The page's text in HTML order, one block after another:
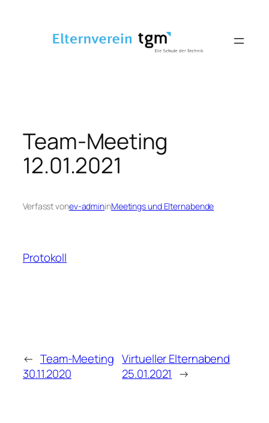
Team-Meeting
12.01.2021
Verfasst vonev-admininMeetings und Elternabende
Protokoll
← Team-Meeting
30.11.2020
Virtueller Elternabend
25.01.2021 →